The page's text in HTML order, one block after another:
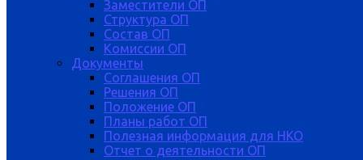
Заместители ОП
Структура ОП
Состав ОП
Комиссии ОП
Документы
Соглашения ОП
Решения ОП
Положение ОП
Планы работ ОП
Полезная информация для НКО
Отчет о деятельности ОП